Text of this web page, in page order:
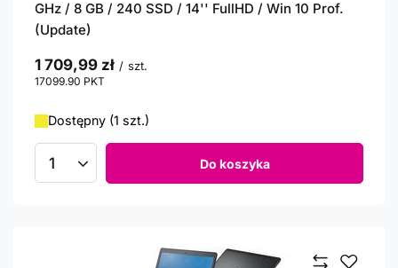
GHz / 8 GB / 240 SSD / 14'' FullHD / Win 10 Prof.
(Update)
1 709,99 zł / szt.
17099.90 PKT
Dostępny (1 szt.)
Ilość produktów Do koszyka